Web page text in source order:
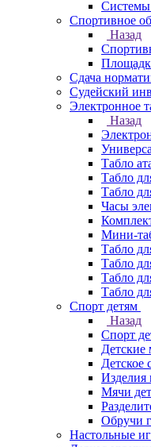
Системы
Спортивное
Назад
Сдача
Судейский
Электронное
Назад
Табло
Табло
Табло
Часы
Мини-
Табло
Табло
Табло
Табло
Спорт детям
Назад
Спорт
Детские
Детское
Изделия
Мячи
Обручи
Настольные